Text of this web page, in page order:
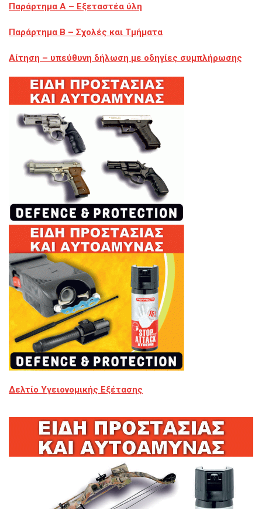
Παράρτημα Α – Εξεταστέα ύλη
Παράρτημα Β – Σχολές και Τμήματα
Αίτηση – υπεύθυνη δήλωση με οδηγίες συμπλήρωσης
Δελτίο Υγειονομικής Εξέτασης